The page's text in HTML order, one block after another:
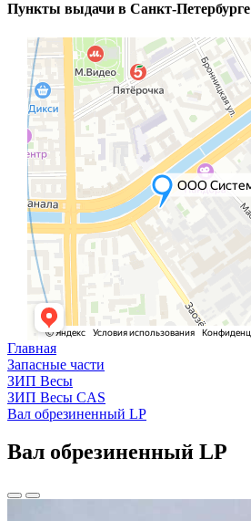
Пункты выдачи в Санкт-Петербурге
Главная
Запасные части
ЗИП Весы
ЗИП Весы CAS
Вал обрезиненный LP
Вал обрезиненный LP